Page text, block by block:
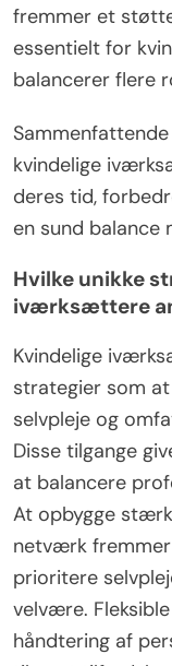
fremmer et
essentielt for
balancerer flere
kvindelige
deres tid,
en sund balance
Hvilke unikke
iværksættere
Kvindelige
strategier som
selvpleje og
Disse tilgange
at balancere
At opbygge
netværk
prioritere
velvære.
håndtering af